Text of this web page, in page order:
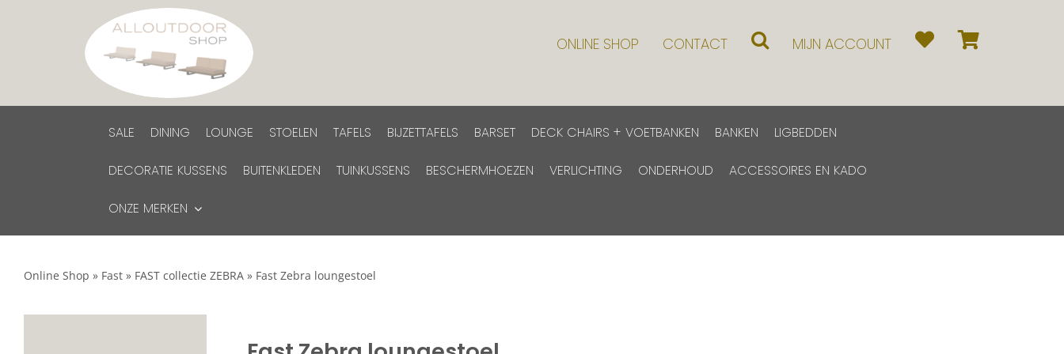
ONLINE SHOP CONTACT MIJN ACCOUNT
SALE DINING LOUNGE STOELEN TAFELS BIJZETTAFELS BARSET DECK CHAIRS + VOETBANKEN BANKEN LIGBEDDEN
DECORATIE KUSSENS BUITENKLEDEN TUINKUSSENS BESCHERMHOEZEN VERLICHTING ONDERHOUD ACCESSOIRES EN KADO
ONZE MERKEN
Online Shop » Fast » FAST collectie ZEBRA » Fast Zebra loungestoel